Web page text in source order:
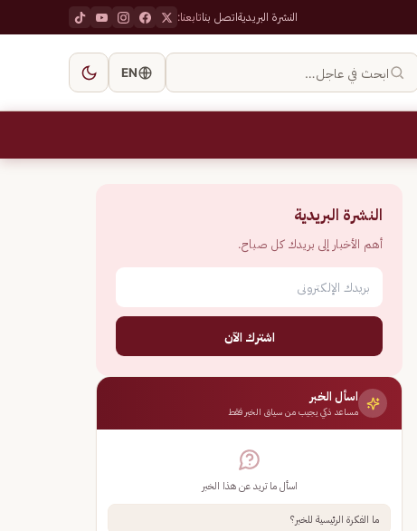
النشرة البريديةاتصل بناتابعنا:
ابحث في عاجل… EN
النشرة البريدية
أهم الأخبار إلى بريدك كل صباح.
اشترك الآن
اسأل الخبر
مساعد ذكي يجيب من سياق الخبر فقط
اسأل ما تريد عن هذا الخبر
ما الفكرة الرئيسية للخبر؟